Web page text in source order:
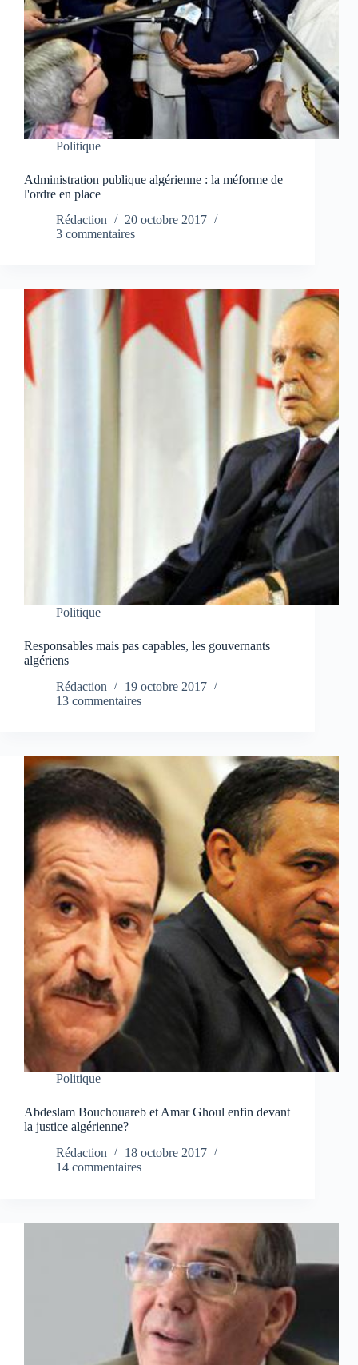
Politique
Administration publique algérienne : la méforme de
l'ordre en place
Rédaction
20 octobre 2017
3 commentaires
Politique
Responsables mais pas capables, les gouvernants
algériens
Rédaction
19 octobre 2017
13 commentaires
Politique
Abdeslam Bouchouareb et Amar Ghoul enfin devant
la justice algérienne?
Rédaction
18 octobre 2017
14 commentaires